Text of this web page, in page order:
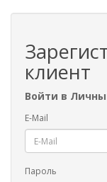
клиент
Войти в
E-Mail
Пароль